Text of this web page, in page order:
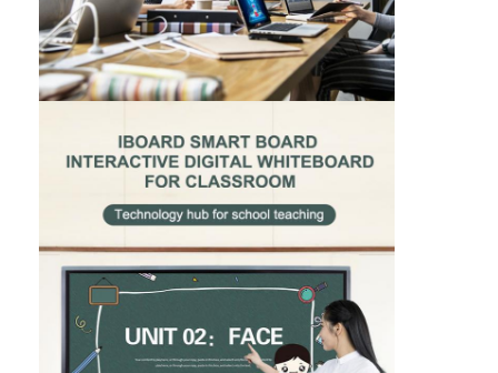
LED ইন্টারেক্টিভ হোয়াইটবোর্ড
ইন্টারেক্টিভ টাচ স্ক্রিন হোয়াইটবোর্ড
পোর্টেবল ইন্টারেক্টিভ হোয়াইটবোর্ড
বুদ্ধিমান ব্ল্যাকবোর্ড
ইন্টারেক্টিভ প্রজেক্টর বোর্ড
ইনফ্রারেড টাচ ফ্রেম
ইন্টারেক্টিভ হোয়াইটবোর্ড স্ট্যান্ড